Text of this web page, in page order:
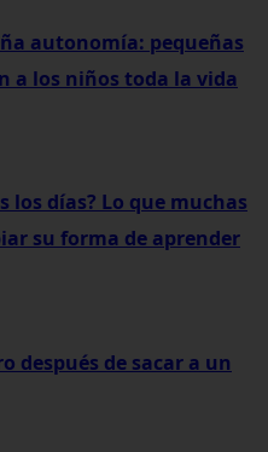
autonomía: pequeñas
a los niños toda la vida
los días? Lo que muchas
su forma de aprender
después de sacar a un